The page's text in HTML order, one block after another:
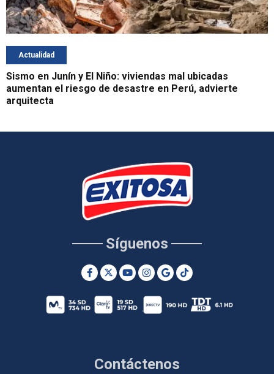
Actualidad
Sismo en Junín y El Niño: viviendas mal ubicadas
aumentan el riesgo de desastre en Perú, advierte
arquitecta
Contáctenos
Síguenos